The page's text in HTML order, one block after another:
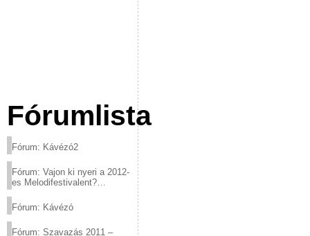
Fórumlista
Fórum: Kávézó2
Fórum: Vajon ki nyeri a 2012-
es Melodifestivalent?
Fórum: Kávézó
Fórum: Szavazás 2011 –